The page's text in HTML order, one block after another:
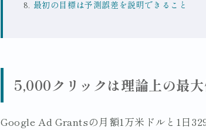
最初の目標は予測誤差を説明できること
5,000クリックは理論上の最
Google Ad Grantsの月額1万米ドルと1日